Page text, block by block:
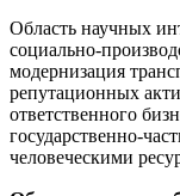
Область научных
социально-
модернизация
репутационных
ответственного
государственно-
человеческими